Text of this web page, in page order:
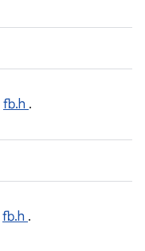
fb.h .
fb.h .